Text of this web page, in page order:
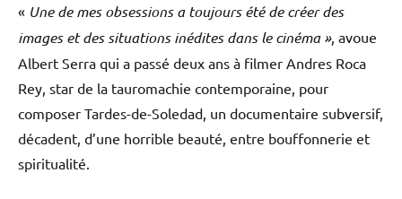
« Une de mes obsessions a toujours été de créer des
images et des situations inédites dans le cinéma », avoue
Albert Serra qui a passé deux ans à filmer Andres Roca
Rey, star de la tauromachie contemporaine, pour
composer Tardes-de-Soledad, un documentaire subversif,
décadent, d’une horrible beauté, entre bouffonnerie et
spiritualité.